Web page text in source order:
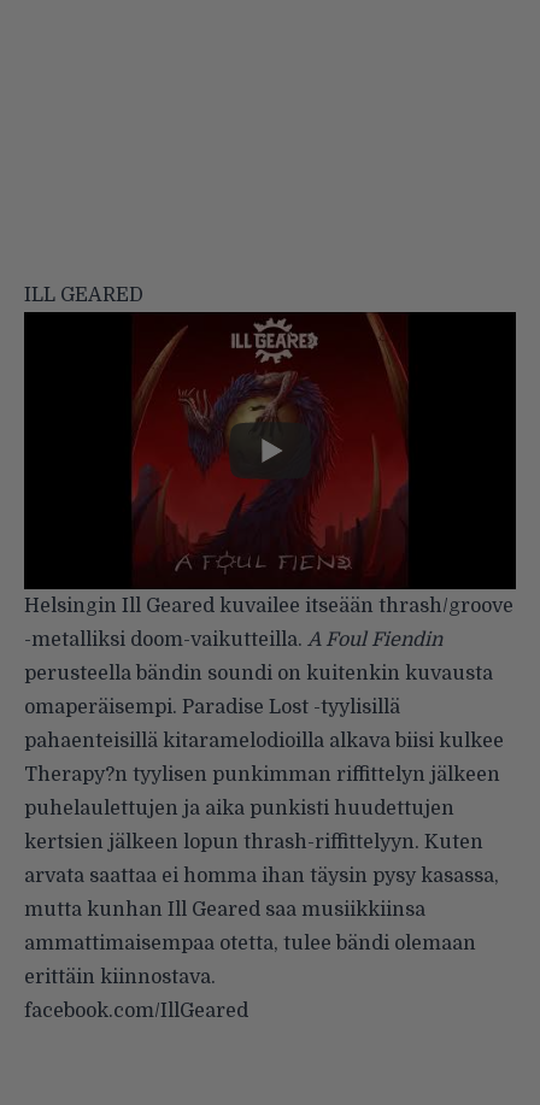
ILL GEARED
Helsingin Ill Geared kuvailee itseään thrash/groove
-metalliksi doom-vaikutteilla. A Foul Fiendin
perusteella bändin soundi on kuitenkin kuvausta
omaperäisempi. Paradise Lost -tyylisillä
pahaenteisillä kitaramelodioilla alkava biisi kulkee
Therapy?n tyylisen punkimman riffittelyn jälkeen
puhelaulettujen ja aika punkisti huudettujen
kertsien jälkeen lopun thrash-riffittelyyn. Kuten
arvata saattaa ei homma ihan täysin pysy kasassa,
mutta kunhan Ill Geared saa musiikkiinsa
ammattimaisempaa otetta, tulee bändi olemaan
erittäin kiinnostava.
facebook.com/IllGeared